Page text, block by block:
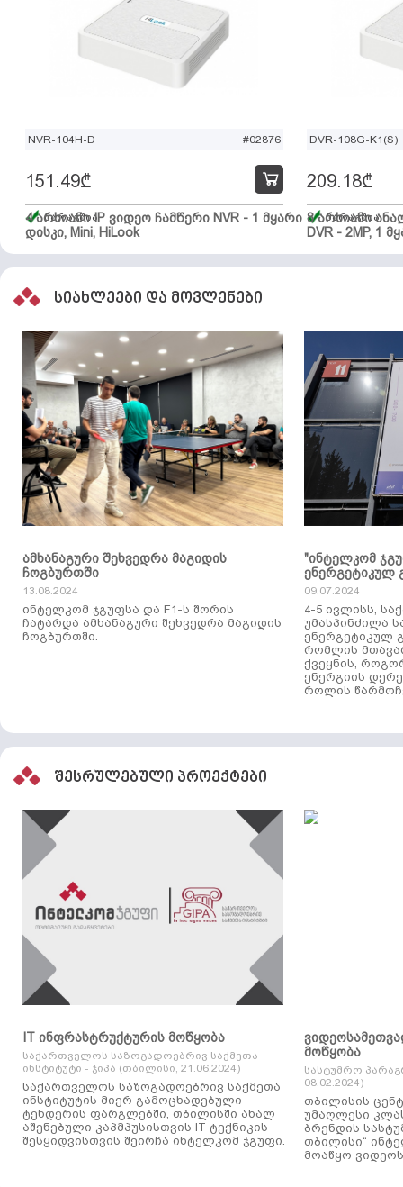
NVR-104H-D #02876
4 არხიანი IP ვიდეო ჩამწერი NVR - 1 მყარი
დისკი, Mini, HiLook
151.49₾
მარაგშია
DVR-108G-K1(S)
8 არხიანი
DVR - 2MP, 1
209.18₾
მარაგშია
სიახლეები და მოვლენები
ამხანაგური შეხვედრა მაგიდის
ჩოგბურთში
13.08.2024
ინტელკომ ჯგუფსა და F1-ს შორის
ჩატარდა ამხანაგური შეხვედრა მაგიდის
ჩოგბურთში.
"ინტელკომ
ენერგეტიკულ
09.07.2024
4-5 ივლისს,
უმასპინძილა
ენერგეტიკულ
რომლის
ქვეყნის,
ენერგიის
როლის
შესრულებული პროექტები
IT ინფრასტრუქტურის მოწყობა
საქართველოს საზოგადოებრივ საქმეთა
ინსტიტუტი - ჯიპა (თბილისი, 21.06.2024)
საქართველოს საზოგადოებრივ საქმეთა
ინსტიტუტის მიერ გამოცხადებული
ტენდერის ფარგლებში, თბილისში ახალ
აშენებული კაპმპუსისთვის IT ტექნიკის
შესყიდვისთვის შეირჩა ინტელკომ ჯგუფი.
მოწყობა
სასტუმრო
08.02.2024)
თბილისის
უმაღლესი
ბრენდის
თბილისი“
მოაწყო